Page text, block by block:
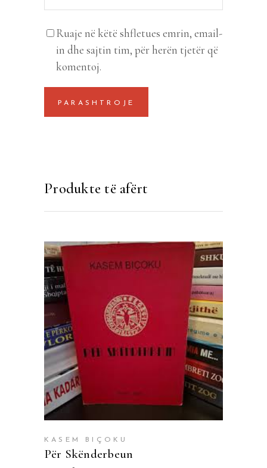
Ruaje në këtë shfletues emrin, email-
in dhe sajtin tim, për herën tjetër që
komentoj.
Produkte të afërt
SHTOJE NË SHPORTË
KASEM BIÇOKU
Për Skënderbeun